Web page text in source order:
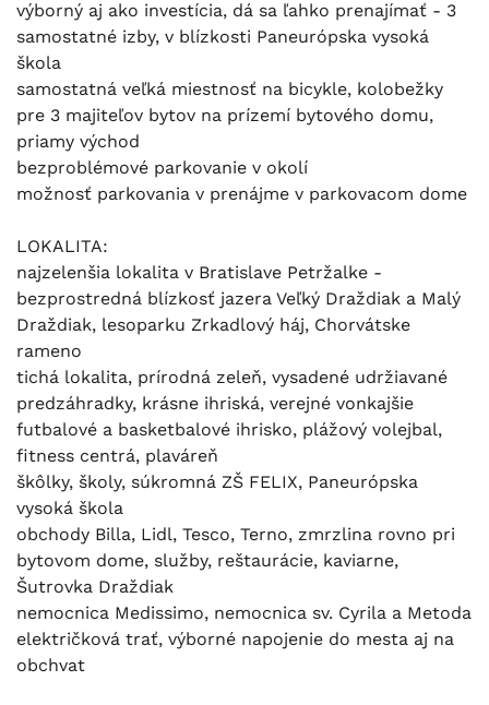
výborný aj ako investícia, dá sa ľahko prenajímať - 3
samostatné izby, v blízkosti Paneurópska vysoká
škola
samostatná veľká miestnosť na bicykle, kolobežky
pre 3 majiteľov bytov na prízemí bytového domu,
priamy východ
bezproblémové parkovanie v okolí
možnosť parkovania v prenájme v parkovacom dome
LOKALITA:
najzelenšia lokalita v Bratislave Petržalke -
bezprostredná blízkosť jazera Veľký Draždiak a Malý
Draždiak, lesoparku Zrkadlový háj, Chorvátske
rameno
tichá lokalita, prírodná zeleň, vysadené udržiavané
predzáhradky, krásne ihriská, verejné vonkajšie
futbalové a basketbalové ihrisko, plážový volejbal,
fitness centrá, plaváreň
škôlky, školy, súkromná ZŠ FELIX, Paneurópska
vysoká škola
obchody Billa, Lidl, Tesco, Terno, zmrzlina rovno pri
bytovom dome, služby, reštaurácie, kaviarne,
Šutrovka Draždiak
nemocnica Medissimo, nemocnica sv. Cyrila a Metoda
električková trať, výborné napojenie do mesta aj na
obchvat